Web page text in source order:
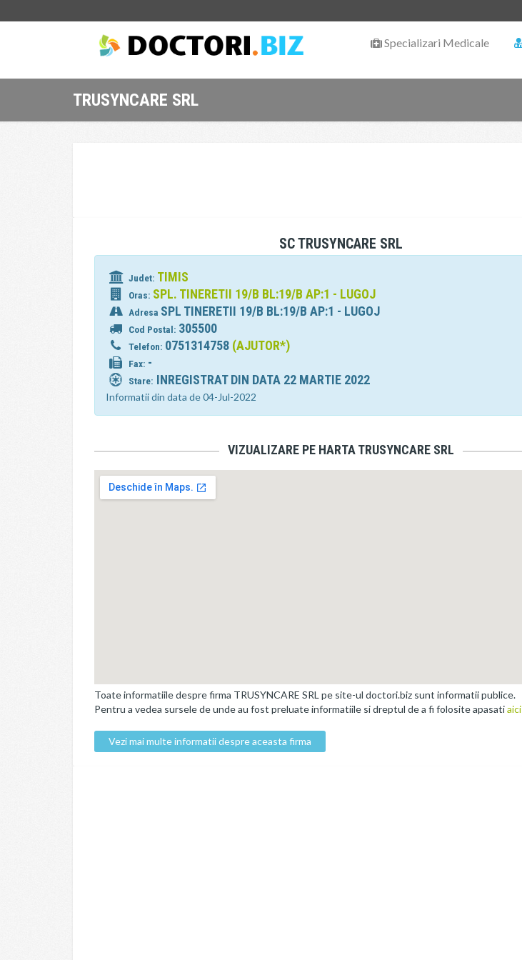
Specializari Medicale
TRUSYNCARE SRL
SC TRUSYNCARE SRL
Judet: TIMIS
Oras: SPL. TINERETII 19/B BL:19/B AP:1 - LUGOJ
Adresa SPL TINERETII 19/B BL:19/B AP:1 - LUGOJ
Cod Postal: 305500
Telefon: 0751314758 (AJUTOR*)
Fax: -
Stare: INREGISTRAT DIN DATA 22 MARTIE 2022
Informatii din data de 04-Jul-2022
VIZUALIZARE PE HARTA TRUSYNCARE SRL
Toate informatiile despre firma TRUSYNCARE SRL pe site-ul doctori.biz sunt informatii publice.
Pentru a vedea sursele de unde au fost preluate informatiile si dreptul de a fi folosite apasatiaici
Vezi mai multe informatii despre aceasta firma